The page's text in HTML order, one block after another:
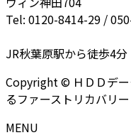
Tel: 0120-8414-29 /
JR秋葉原駅から徒歩4分
Copyright © ＨＤＤデ
るファーストリカバリ
MENU